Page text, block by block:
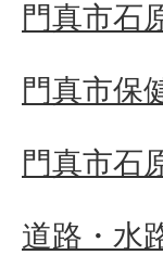
門真市石
門真市保
門真市石
道路・水